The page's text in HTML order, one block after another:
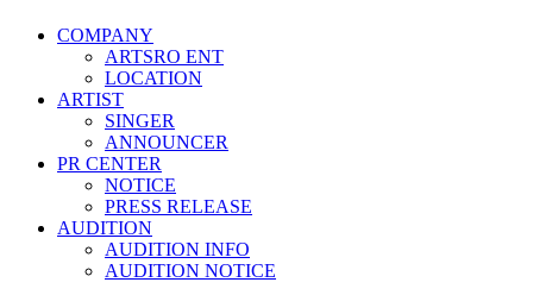
COMPANY
ARTSRO ENT
LOCATION
ARTIST
SINGER
ANNOUNCER
PR CENTER
NOTICE
PRESS RELEASE
AUDITION
AUDITION INFO
AUDITION NOTICE